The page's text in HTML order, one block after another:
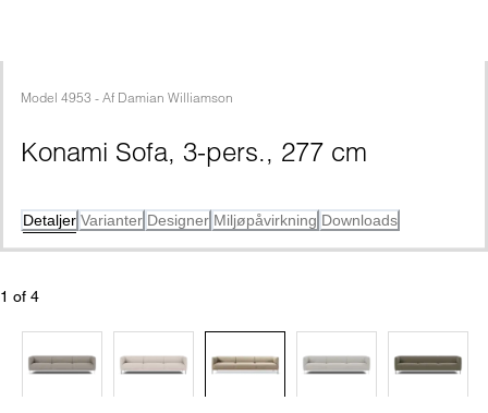
Model 4953 - Af Damian Williamson
Konami Sofa, 3-pers., 277 cm
Detaljer Varianter Designer Miljøpåvirkning Downloads
1 of 4